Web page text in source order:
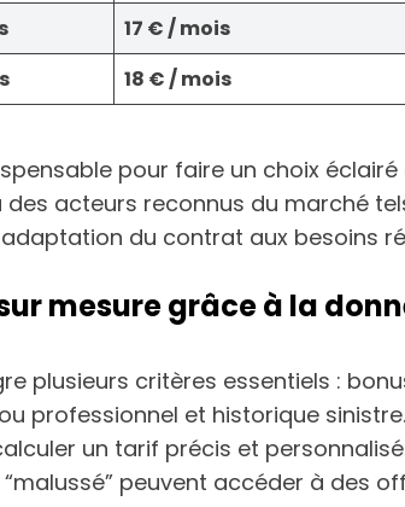
17 € / mois
18 € / mois
pour faire un choix éclairé
acteurs reconnus du marché tels
du contrat aux besoins
mesure grâce à la
plusieurs critères essentiels :
professionnel et historique
un tarif précis et
peuvent accéder à des